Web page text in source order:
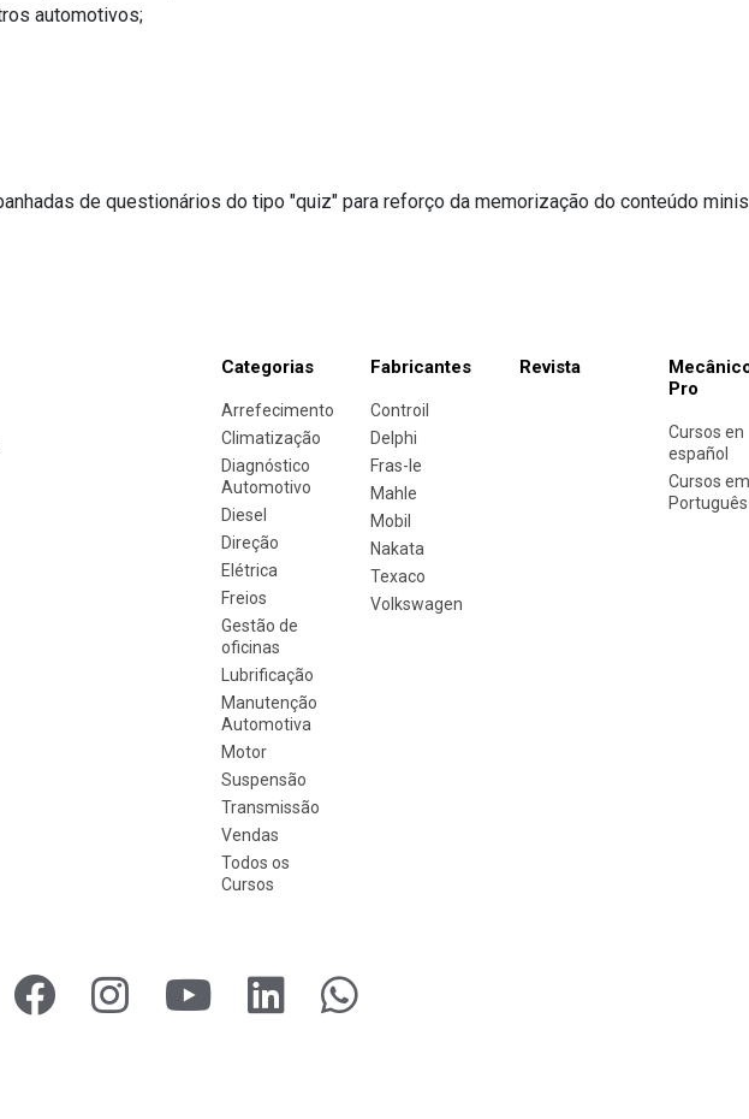
automotivos;
de questionários do tipo "quiz" para reforço da memorização do conteúdo
Categorias
Arrefecimento
Climatização
Diagnóstico
Automotivo
Diesel
Direção
Elétrica
Freios
Gestão de
oficinas
Lubrificação
Manutenção
Automotiva
Motor
Suspensão
Transmissão
Vendas
Todos os
Cursos
Fabricantes
Controil
Delphi
Fras-le
Mahle
Mobil
Nakata
Texaco
Volkswagen
Revista
Pro
Cursos en
español
Cursos em
Português